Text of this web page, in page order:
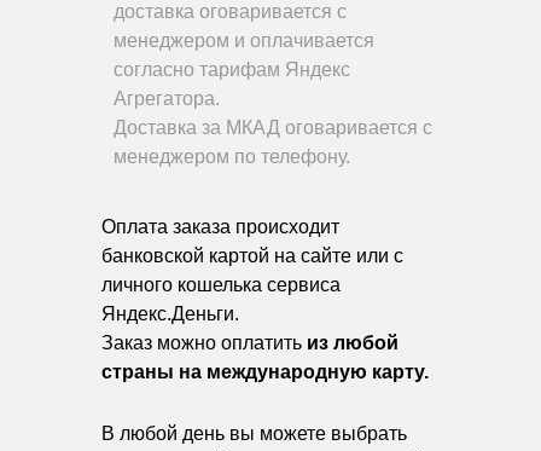
доставка оговаривается с
менеджером и оплачивается
согласно тарифам Яндекс
Агрегатора.
Доставка за МКАД оговаривается с
менеджером по телефону.
Оплата заказа происходит
банковской картой на сайте или с
личного кошелька сервиса
Яндекс.Деньги.
Заказ можно оплатить из любой
страны на международную карту.
В любой день вы можете выбрать